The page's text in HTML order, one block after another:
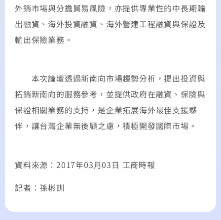
外銷市場與分擔貿易風險，亦提供專業性的中長期輸
出融資、海外投資融資、海外營建工程融資與保證及
輸出保險業務。
本次論壇透過新南向市場趨勢分析，提出投資與
拓銷新南向的服務參考，並提供政府在融資、保險與
保證相關業務的支持，是企業拓展海外最佳支援夥
伴，讓台灣企業無後顧之慮，積極開發國際市場。
資料來源：2017年03月03日 工商時報
記者：孫彬訓